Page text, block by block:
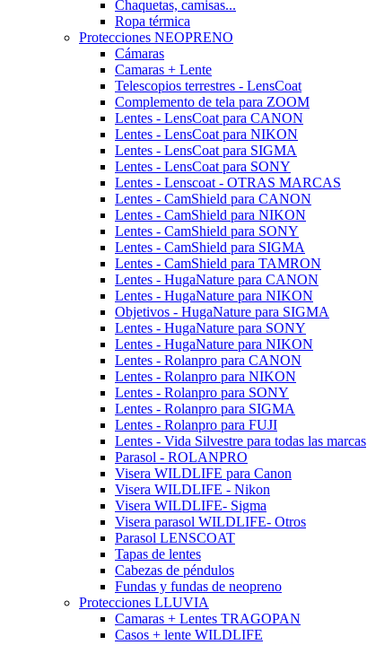
Chaquetas, camisas...
Ropa térmica
Protecciones NEOPRENO
Cámaras
Camaras + Lente
Telescopios terrestres - LensCoat
Complemento de tela para ZOOM
Lentes - LensCoat para CANON
Lentes - LensCoat para NIKON
Lentes - LensCoat para SIGMA
Lentes - LensCoat para SONY
Lentes - Lenscoat - OTRAS MARCAS
Lentes - CamShield para CANON
Lentes - CamShield para NIKON
Lentes - CamShield para SONY
Lentes - CamShield para SIGMA
Lentes - CamShield para TAMRON
Lentes - HugaNature para CANON
Lentes - HugaNature para NIKON
Objetivos - HugaNature para SIGMA
Lentes - HugaNature para SONY
Lentes - HugaNature para NIKON
Lentes - Rolanpro para CANON
Lentes - Rolanpro para NIKON
Lentes - Rolanpro para SONY
Lentes - Rolanpro para SIGMA
Lentes - Rolanpro para FUJI
Lentes - Vida Silvestre para todas las marcas
Parasol - ROLANPRO
Visera WILDLIFE para Canon
Visera WILDLIFE - Nikon
Visera WILDLIFE- Sigma
Visera parasol WILDLIFE- Otros
Parasol LENSCOAT
Tapas de lentes
Cabezas de péndulos
Fundas y fundas de neopreno
Protecciones LLUVIA
Camaras + Lentes TRAGOPAN
Casos + lente WILDLIFE